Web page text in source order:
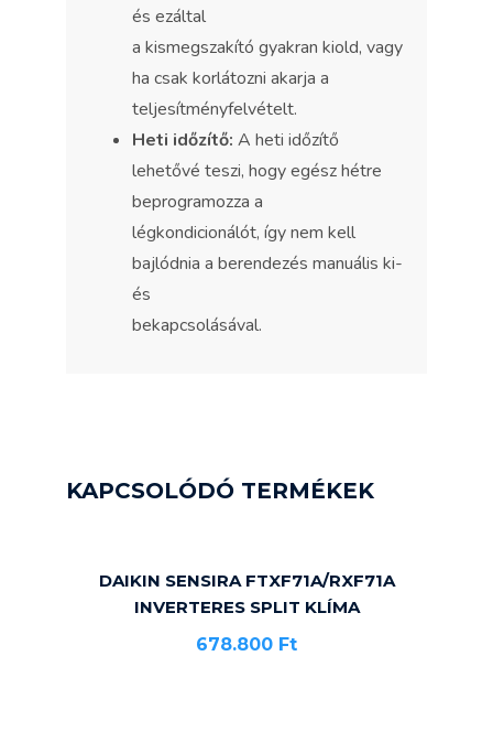
és ezáltal
a kismegszakító gyakran kiold, vagy
ha csak korlátozni akarja a
teljesítményfelvételt.
Heti időzítő: A heti időzítő
lehetővé teszi, hogy egész hétre
beprogramozza a
légkondicionálót, így nem kell
bajlódnia a berendezés manuális ki-
és
bekapcsolásával.
KAPCSOLÓDÓ TERMÉKEK
DAIKIN SENSIRA FTXF71A/RXF71A
INVERTERES SPLIT KLÍMA
678.800 Ft